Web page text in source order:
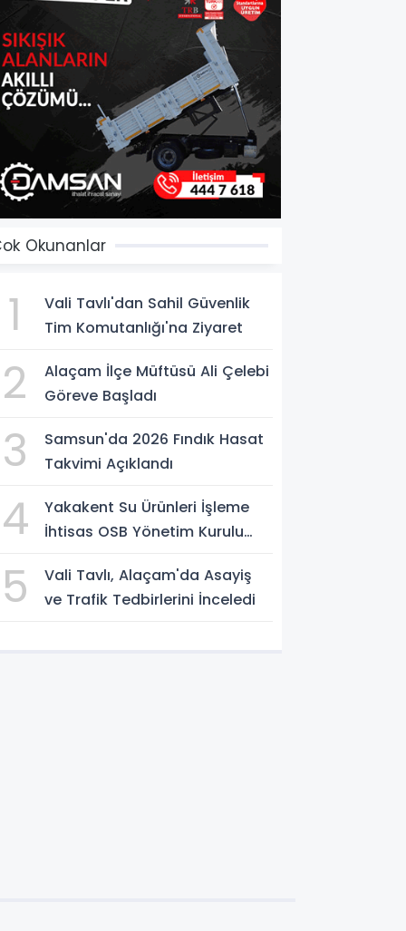
Okunanlar
1
Vali Tavlı'dan Sahil Güvenlik
Tim Komutanlığı'na Ziyaret
2
Alaçam İlçe Müftüsü Ali Çelebi
Göreve Başladı
3
Samsun'da 2026 Fındık Hasat
Takvimi Açıklandı
4
Yakakent Su Ürünleri İşleme
İhtisas OSB Yönetim Kurulu
5
Vali Tavlı, Alaçam'da Asayiş
ve Trafik Tedbirlerini İnceledi